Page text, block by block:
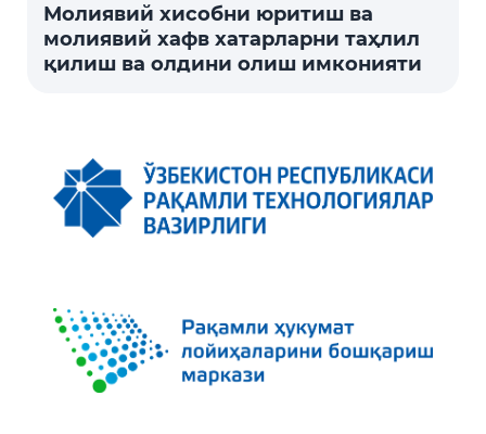
Молиявий хисобни юритиш ва
молиявий хафв хатарларни таҳлил
қилиш ва олдини олиш имконияти